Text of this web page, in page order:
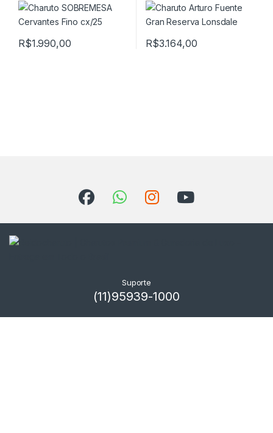
R$1.990,00 R$3.164,00
Suporte
(11)95939-1000